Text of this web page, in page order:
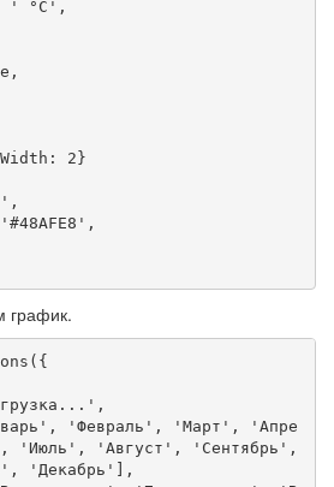
график.
'Август', 'Сентябрь',
'Декабрь'],